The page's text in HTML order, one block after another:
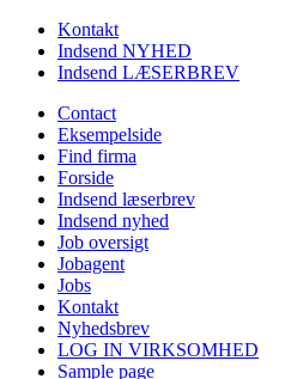
Kontakt
Indsend NYHED
Indsend LÆSERBREV
Contact
Eksempelside
Find firma
Forside
Indsend læserbrev
Indsend nyhed
Job oversigt
Jobagent
Jobs
Kontakt
Nyhedsbrev
LOG IN VIRKSOMHED
Sample page